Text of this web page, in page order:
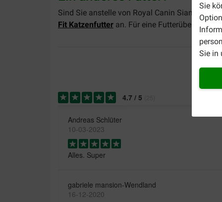
Sie
Sie in
Sind Sie anstelle von Royal Canin Siamkatze
Fit Katzenfutter an. Für eine Futterübersicht
4.7 / 5
Andreas Schlüter
10-03-2023
Alles. Super
gabriele mansion-Wendland
16-12-2020